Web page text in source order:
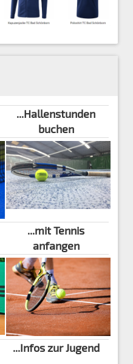
...Hallenstunden
buchen
...mit Tennis
anfangen
...Infos zur Jugend